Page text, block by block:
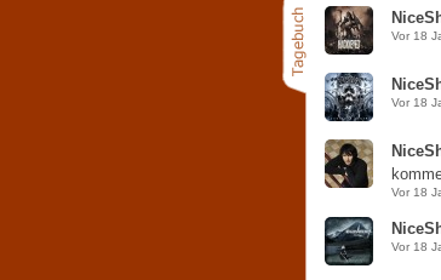
Vor 18
Vor 18
Vor 18
Vor 18